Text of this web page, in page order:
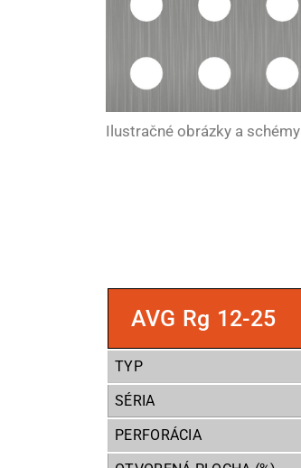
Ilustračné obrázky a schémy
AVG Rg 12-25
TYP
SÉRIA
PERFORÁCIA